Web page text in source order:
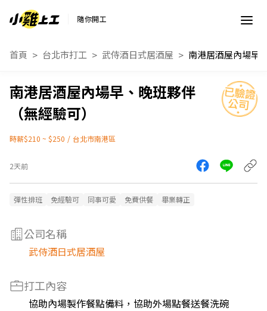
隨你開工
首頁 台北市打工 武侍酒日式居酒屋
南港居酒屋內場早、晚班夥伴
（無經驗可）
時薪$210 ~ $250 / 台北市南港區
2天前
彈性排班 免經驗可 同事可愛 免費供餐 畢業轉正
公司名稱
武侍酒日式居酒屋
打工內容
協助內場製作餐點備料，協助外場點餐送餐洗碗